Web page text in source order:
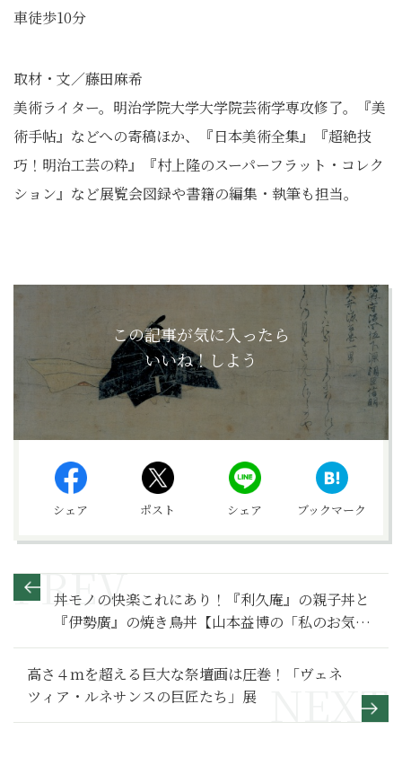
車徒歩10分
取材・文／藤田麻希
美術ライター。明治学院大学大学院芸術学専攻修了。『美
術手帖』 などへの寄稿ほか、『日本美術全集』『超絶技
巧！明治工芸の粋』
『村上隆のスーパーフラット・コレク
ション』 など展覧会図録や書籍の編集・執筆も担当。
この記事が気に入ったら
いいね！しよう
シェア ポスト シェア ブックマーク
丼モノの快楽これにあり！『利久庵』の親子丼と
『伊勢廣』の焼き鳥丼【山本益博の「私のお気に
入り」128】
高さ４ｍを超える巨大な祭壇画は圧巻！「ヴェネ
ツィア・ルネサンスの巨匠たち」展